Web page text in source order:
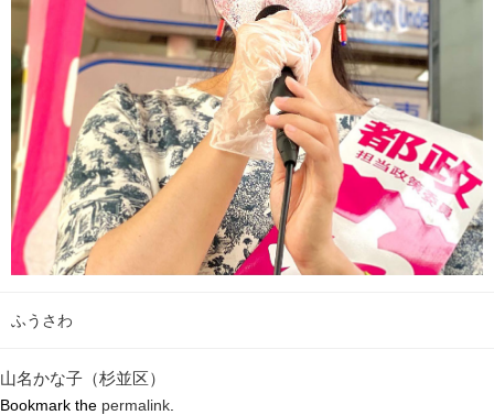
ふうさわ
山名かな子（杉並区）
Bookmark the permalink